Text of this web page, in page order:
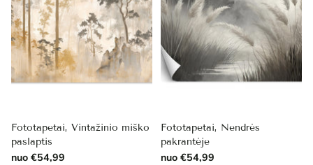
Fototapetai, Vintažinio miško
paslaptis
nuo €54,99
Fototapetai, Nendrės
pakrantėje
nuo €54,99